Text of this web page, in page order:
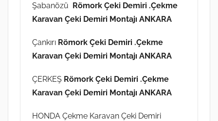
Şabanözü Römork Çeki Demiri .Çekme
Karavan Çeki Demiri Montajı ANKARA
Çankırı Römork Çeki Demiri .Çekme
Karavan Çeki Demiri Montajı ANKARA
ÇERKEŞ Römork Çeki Demiri .Çekme
Karavan Çeki Demiri Montajı ANKARA
HONDA Çekme Karavan Çeki Demiri